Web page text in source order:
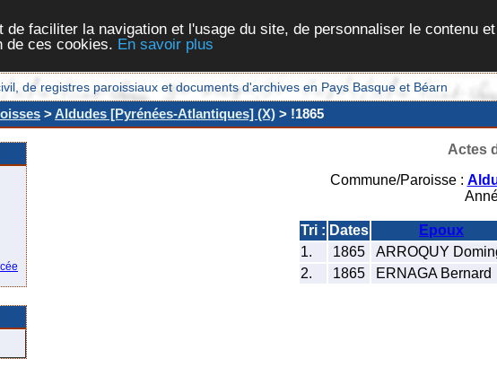
de faciliter la navigation et l'usage du site, de personnaliser le contenu
de ces cookies. En savoir plus
de registres paroissiaux et documents d'archives en Pays Basque et Béarn
>Aldudes [Pyrénées-Atlantiques] (X) > !1865
Actes
Commune/Paroisse :
Tri : Dates Epoux
1.
1865 ARROQUY
2.
1865 ERNAGA Bernard